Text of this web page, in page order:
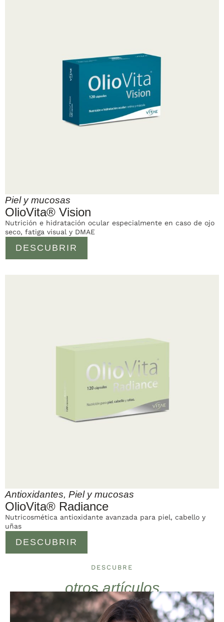
Piel y mucosas
OlioVita® Vision
DESCUBRIR
Nutrición e hidratación ocular especialmente en caso de ojo
seco, fatiga visual y DMAE
Antioxidantes, Piel y mucosas
OlioVita® Radiance
DESCUBRIR
Nutricosmética antioxidante avanzada para piel, cabello y
uñas
DESCUBRE
otros artículos